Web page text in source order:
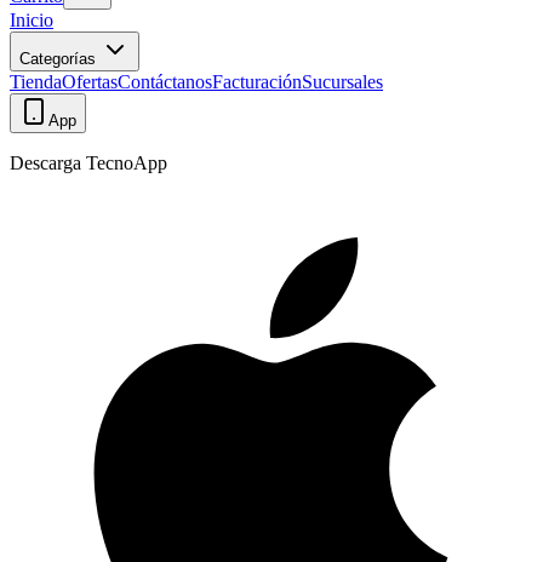
Inicio
Categorías
TiendaOfertasContáctanosFacturaciónSucursales
App
Descarga TecnoApp